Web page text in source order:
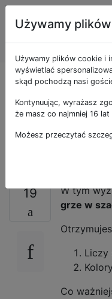
Golf
Analiza
19 W tym
grze w
Liczy
Co
Używamy
Używamy plików cookie i
wyświetlać
skąd pochodzą nasi
Kontynuując, wyrażasz
że masz co najmniej 16
Możesz przeczytać